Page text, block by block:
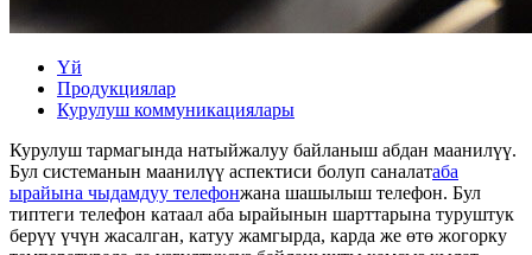
Үй
Продукциялар
Курулуш коммуникациялары
Курулуш тармагында натыйжалуу байланыш абдан маанилүү.
Бул системанын маанилүү аспектиси болуп саналатаба
ырайына чыдамдуу телефонжана шашылыш телефон. Бул
типтеги телефон катаал аба ырайынын шарттарына туруштук
берүү үчүн жасалган, катуу жамгырда, карда же өтө жогорку